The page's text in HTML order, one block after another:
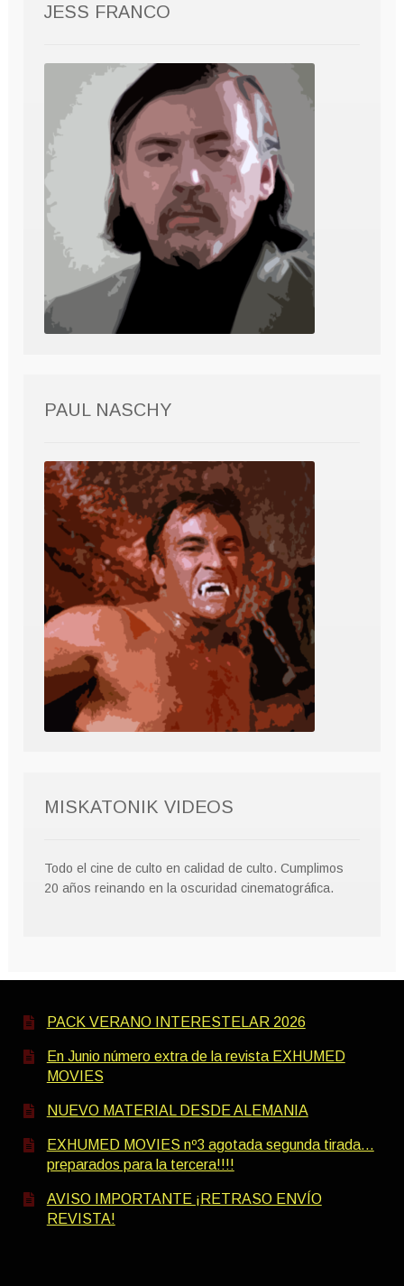
JESS FRANCO
PAUL NASCHY
MISKATONIK VIDEOS
Todo el cine de culto en calidad de culto. Cumplimos
20 años reinando en la oscuridad cinematográfica.
PACK VERANO INTERESTELAR 2026
En Junio número extra de la revista EXHUMED
MOVIES
NUEVO MATERIAL DESDE ALEMANIA
EXHUMED MOVIES nº3 agotada segunda tirada…
preparados para la tercera!!!!
AVISO IMPORTANTE ¡RETRASO ENVÍO
REVISTA!